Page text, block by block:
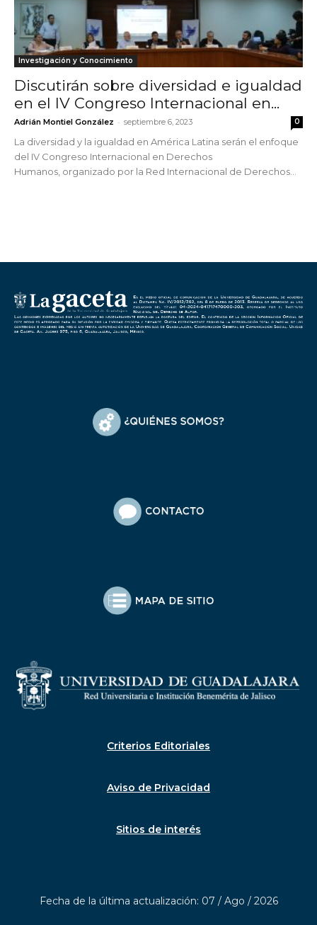
Investigación y Conocimiento
Discutirán sobre diversidad e igualdad
en el IV Congreso Internacional en...
Adrián Montiel González - septiembre 6, 2023 0
La diversidad y la igualdad en América Latina serán el enfoque
del IV Congreso Internacional en Derechos
Humanos, organizado por la Red Internacional de Derechos...
Criterios Editoriales
Aviso de Privacidad
Sitios de interés
Fecha de la última actualización: 07 / Ago / 2026